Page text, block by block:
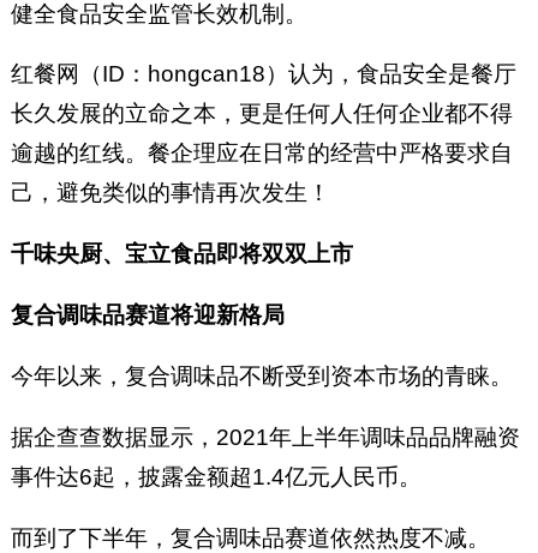
健全食品安全监管长效机制。
红餐网（ID：hongcan18）认为，食品安全是餐厅
长久发展的立命之本，更是任何人任何企业都不得
逾越的红线。餐企理应在日常的经营中严格要求自
己，避免类似的事情再次发生！
千味央厨、宝立食品即将双双上市
复合调味品赛道将迎新格局
今年以来，复合调味品不断受到资本市场的青睐。
据企查查数据显示，2021年上半年调味品品牌融资
事件达6起，披露金额超1.4亿元人民币。
而到了下半年，复合调味品赛道依然热度不减。